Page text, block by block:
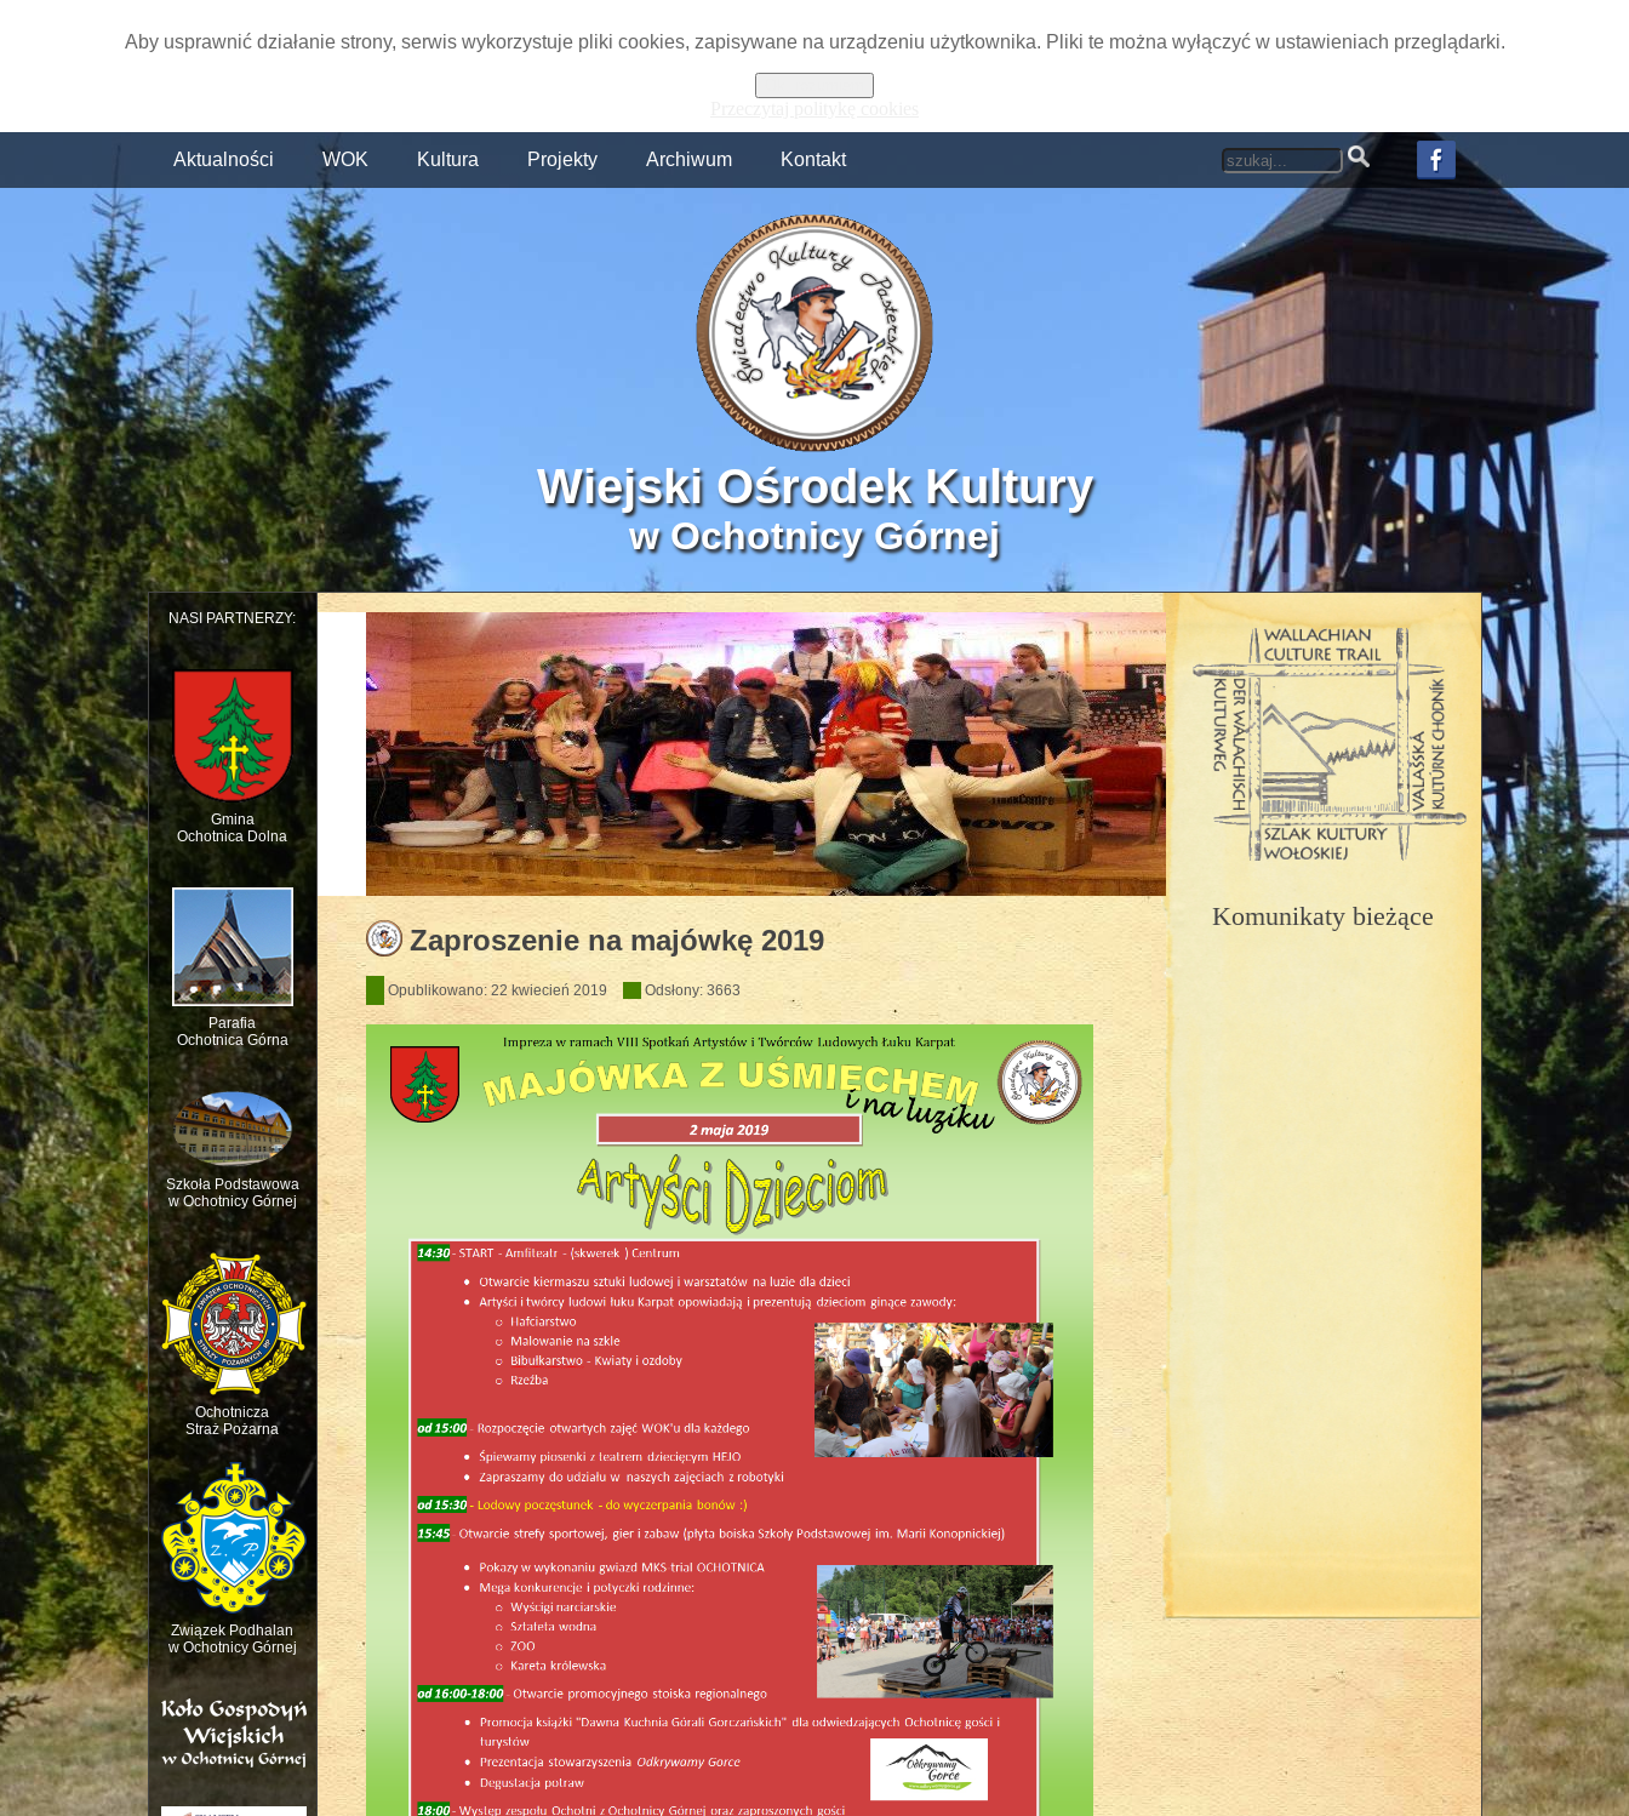
Aby usprawnić działanie strony, serwis wykorzystuje pliki cookies, zapisywane na urządzeniu użytkownika. Pliki te można wyłączyć w ustawieniach przeglądarki.
Aktualności WOK Kultura Projekty Archiwum Kontakt
Wiejski Ośrodek Kultury
w Ochotnicy Górnej
NASI PARTNERZY:
Gmina
Ochotnica Dolna
Parafia
Ochotnica Górna
Szkoła Podstawowa
w Ochotnicy Górnej
Ochotnicza
Straż Pożarna
Związek Podhalan
w Ochotnicy Górnej
Dziecięcy Teatr Muzyczny HEJO w WOK'u 2018
Msza św. w intencji ruchu pasterskiego, 24 czerwiec 2017
Święto dziecięcej Radości - Dzień Dziecka 2018
Zaproszenie na majówkę 2019
Opublikowano: 22 kwiecień 2019 Odsłony: 3663
Komunikaty bieżące